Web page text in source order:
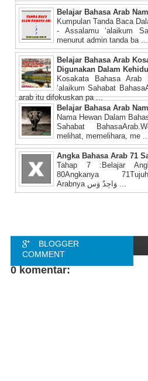
Belajar Bahasa Arab
Kumpulan Tanda Baca
- Assalamu ‘alaikum
menurut admin tanda ba ...
Belajar Bahasa Arab
Digunakan Dalam
Kosakata Bahasa
‘alaikum Sahabat
arab itu difokuskan pa ...
Belajar Bahasa Arab
Nama Hewan Dalam
Sahabat
melihat, memelihara, me
Angka Bahasa Arab 71
Tahap 7 :Belajar
80Angkanya
Arabnya وَاحِدٌ وَس ...
BLOGGER
COMMENT
0 komentar: